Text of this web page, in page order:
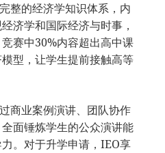
整的经济学知识体系，内
济学和国际经济与时事，
赛中30%内容超出高中课
型，让学生提前接触高等
商业案例演讲、团队协作
面锤炼学生的公众演讲能
。对于升学申请，IEO享